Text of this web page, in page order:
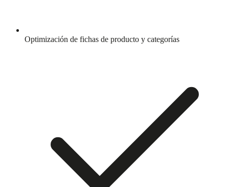
Optimización de fichas de producto y categorías